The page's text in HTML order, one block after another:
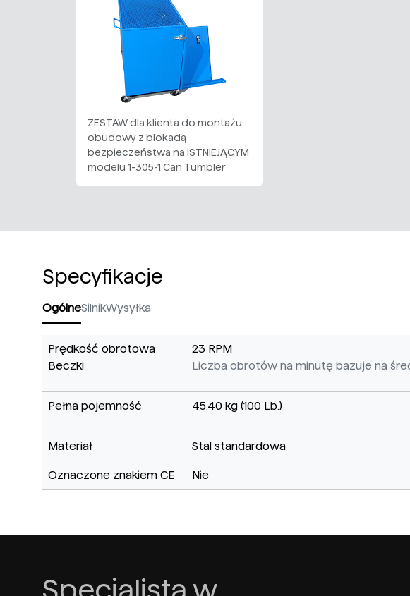
ZESTAW dla klienta do montażu
obudowy z blokadą
bezpieczeństwa na ISTNIEJĄCYM
modelu 1-305-1 Can Tumbler
Specyfikacje
OgólneSilnikWysyłka
Prędkość obrotowa
Beczki
23 RPM
Liczba obrotów na minutę bazuje na
Pełna pojemność 45.40 kg (100 Lb.)
Materiał Stal standardowa
Oznaczone znakiem CE Nie